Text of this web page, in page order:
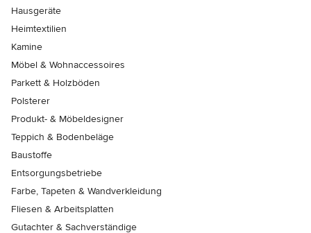
Hausgeräte
Heimtextilien
Kamine
Möbel & Wohnaccessoires
Parkett & Holzböden
Polsterer
Produkt- & Möbeldesigner
Teppich & Bodenbeläge
Baustoffe
Entsorgungsbetriebe
Farbe, Tapeten & Wandverkleidung
Fliesen & Arbeitsplatten
Gutachter & Sachverständige